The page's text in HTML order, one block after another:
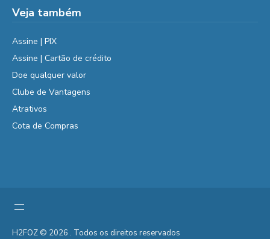
Veja também
Assine | PIX
Assine | Cartão de crédito
Doe qualquer valor
Clube de Vantagens
Atrativos
Cota de Compras
H2FOZ © 2026 . Todos os direitos reservados